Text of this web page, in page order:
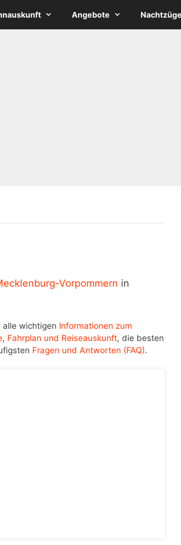
Angebote Nachtzüge
Vorpommern in
wichtigen Informationen zum
, Fahrplan und Reiseauskunft, die besten
Fragen und Antworten (FAQ).